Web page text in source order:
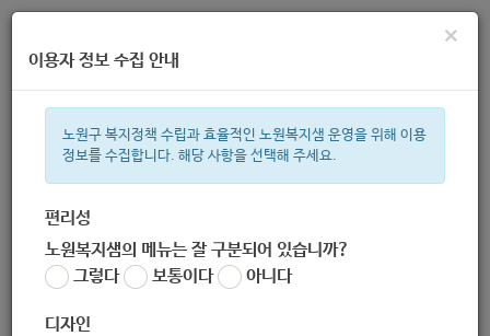
주간 인기검색어
한눈으로 보는 복지 정보
×
이용자 정보 수집 안내
노원구 복지정책 수립과 효율적인 노원복지샘 운영을 위해 이용
정보를 수집합니다. 해당 사항을 선택해 주세요.
편리성
노원복지샘의 메뉴는 잘 구분되어 있습니까?
그렇다
보통이다 아니다
디자인